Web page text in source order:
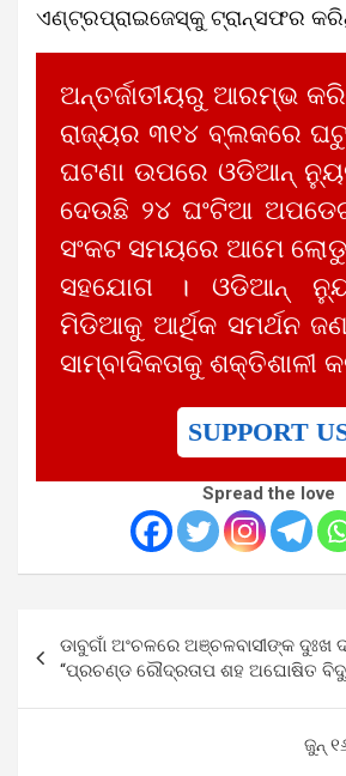
ଏଣ୍ଟ୍ରପ୍ରାଇଜେସ୍‌କୁ ଟ୍ରାନ୍ସଫର
ଅନ୍ତର୍ଜାତୀୟରୁ ଆରମ୍ଭ କରି
ରାଜ୍ୟର ୩୧୪ ବ୍ଲକରେ
ଘଟଣା ଉପରେ ଓଡିଆନ୍
ଦେଉଛି ୨୪ ଘଂଟିଆ
ସଂକଟ ସମୟରେ ଆମେ
ସହଯୋଗ । ଓଡିଆନ୍
ମିଡିଆକୁ ଆର୍ଥିକ ସମର୍ଥନ
ସାମ୍ବାଦିକତାକୁ ଶକ୍ତିଶାଳୀ
SUPPORT
Spread the love
navigation
ଡାବୁଗାଁ ଅଂଚଳରେ ଅଞ୍ଚଳବାସୀଙ୍କ
“ପ୍ରଚଣ୍ଡ ରୌଦ୍ରତାପ ଶହ ଅଘୋଷିତ
ଜୁନ୍‌‌